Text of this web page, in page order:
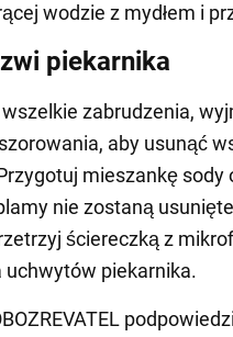
wodzie z mydłem i
piekarnika
zabrudzenia,
aby usunąć
mieszankę
nie zostaną
ściereczką z
uchwytów piekarnika.